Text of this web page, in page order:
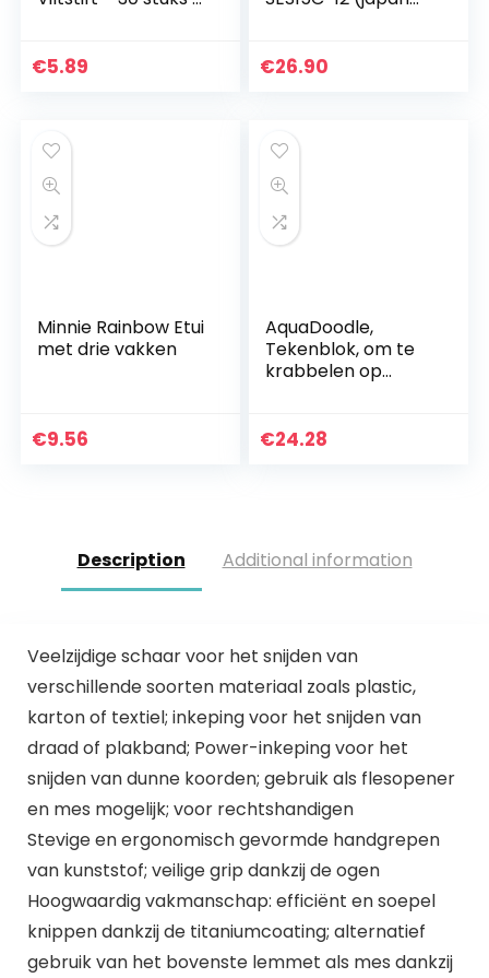
kleuren
€5.89 €26.90
Minnie Rainbow Etui
met drie vakken
€9.56
AquaDoodle,
Tekenblok, om te
krabbelen op
tekenbord voor
€24.28
Description Additional information
Veelzijdige schaar voor het snijden van
verschillende soorten materiaal zoals plastic,
karton of textiel; inkeping voor het snijden van
draad of plakband; Power-inkeping voor het
snijden van dunne koorden; gebruik als flesopener
en mes mogelijk; voor rechtshandigen
Stevige en ergonomisch gevormde handgrepen
van kunststof; veilige grip dankzij de ogen
Hoogwaardig vakmanschap: efficiënt en soepel
knippen dankzij de titaniumcoating; alternatief
gebruik van het bovenste lemmet als mes dankzij